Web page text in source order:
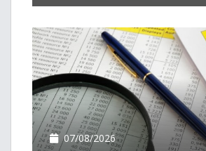
07/08/2026